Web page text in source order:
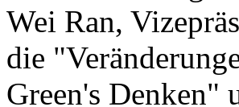
Wei Ran,
die
Green's Denken"